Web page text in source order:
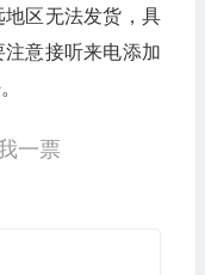
区无法发货，具
意接听来电添加
一票